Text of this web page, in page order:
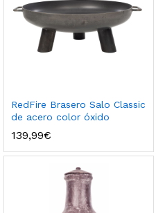
RedFire Brasero Salo Classic
de acero color óxido
139,99€